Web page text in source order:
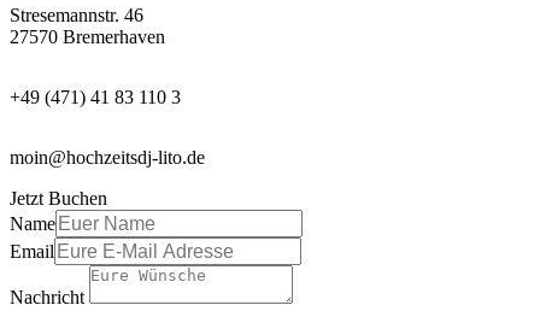
Stresemannstr. 46
27570 Bremerhaven
+49 (471) 41 83 110 3
moin@hochzeitsdj-lito.de
Jetzt Buchen
Name
Email
Nachricht